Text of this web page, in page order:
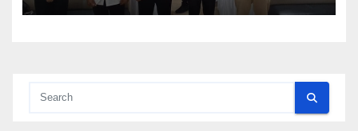
Kata Wali Kota Bodewin